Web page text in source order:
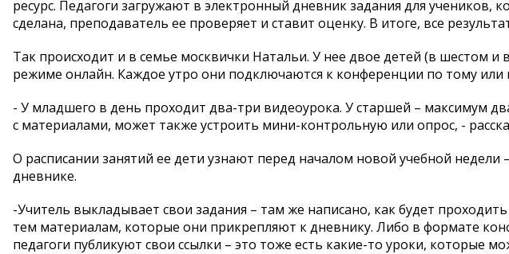
ресурс. Педагоги загружают в электронный дневник задания для учеников,
сделана, преподаватель ее проверяет и ставит оценку. В итоге, все
Так происходит и в семье москвички Натальи. У нее двое детей (в шестом и
режиме онлайн. Каждое утро они подключаются к конференции по тому или
- У младшего в день проходит два-три видеоурока. У старшей – максимум
с материалами, может также устроить мини-контрольную или опрос, -
О расписании занятий ее дети узнают перед началом новой учебной недели
дневнике.
-Учитель выкладывает свои задания – там же написано, как будет
тем материалам, которые они прикрепляют к дневнику. Либо в формате
педагоги публикуют свои ссылки – это тоже есть какие-то уроки, которые